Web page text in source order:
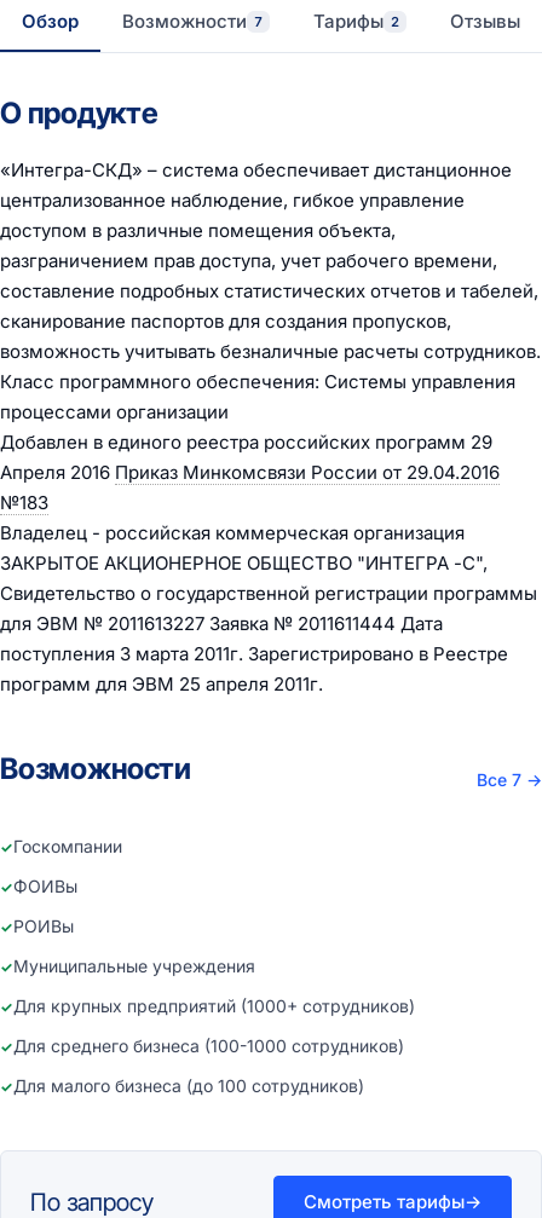
Обзор Возможности 7 Тарифы 2 Отзывы
О продукте
«Интегра-СКД» – система обеспечивает дистанционное
централизованное наблюдение, гибкое управление
доступом в различные помещения объекта,
разграничением прав доступа, учет рабочего времени,
составление подробных статистических отчетов и табелей,
сканирование паспортов для создания пропусков,
возможность учитывать безналичные расчеты сотрудников.
Класс программного обеспечения: Системы управления
процессами организации
Добавлен в единого реестра российских программ 29
Апреля 2016 Приказ Минкомсвязи России от 29.04.2016
№183
Владелец - российская коммерческая организация
ЗАКРЫТОЕ АКЦИОНЕРНОЕ ОБЩЕСТВО "ИНТЕГРА -С",
Свидетельство о государственной регистрации программы
для ЭВМ № 2011613227 Заявка № 2011611444 Дата
поступления 3 марта 2011г. Зарегистрировано в Реестре
программ для ЭВМ 25 апреля 2011г.
Возможности Все 7 →
Госкомпании
ФОИВы
РОИВы
Муниципальные учреждения
Для крупных предприятий (1000+ сотрудников)
Для среднего бизнеса (100-1000 сотрудников)
Для малого бизнеса (до 100 сотрудников)
По запросу Смотреть тарифы→